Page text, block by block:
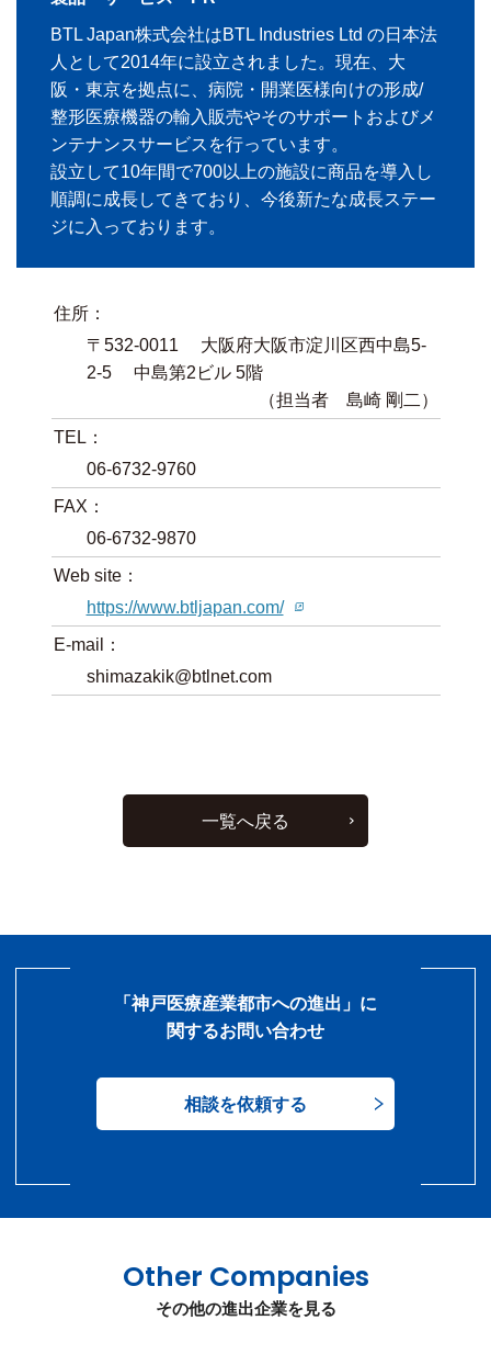
BTL Japan株式会社はBTL Industries Ltd の日本法
人として2014年に設立されました。現在、大
阪・東京を拠点に、病院・開業医様向けの形成/
整形医療機器の輸入販売やそのサポートおよびメ
ンテナンスサービスを行っています。
設立して10年間で700以上の施設に商品を導入し
順調に成長してきており、今後新たな成長ステー
ジに入っております。
住所：
〒532-0011 大阪府大阪市淀川区西中島5-
2-5 中島第2ビル 5階
（担当者 島崎 剛二）
TEL：
06-6732-9760
FAX：
06-6732-9870
Web site：
https://www.btljapan.com/
E-mail：
shimazakik@btlnet.com
一覧へ戻る
「神戸医療産業都市への進出」に
関するお問い合わせ
相談を依頼する
Other Companies
その他の進出企業を見る